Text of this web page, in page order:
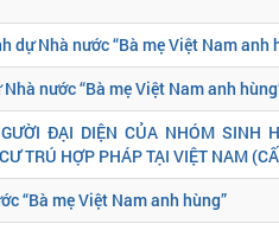
dự Nhà nước “Bà mẹ Việt Nam anh
nước “Bà mẹ Việt Nam anh
ĐẠI DIỆN CỦA NHÓM SINH
TRÚ HỢP PHÁP TẠI VIỆT NAM
“Bà mẹ Việt Nam anh hùng”